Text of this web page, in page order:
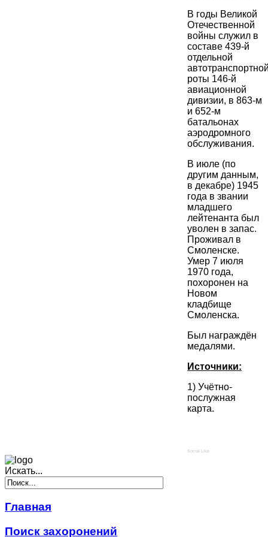
В годы Великой
Отечественной
войны служил в
составе 439-й
отдельной
роты 146-й
авиационной
дивизии, в 863-м
и 652-м
батальонах
аэродромного
обслуживания.
В июле (по
другим данным,
в декабре) 1945
года в звании
младшего
лейтенанта был
уволен в запас.
Проживал в
Смоленске.
Умер 7 июля
1970 года,
похоронен на
Новом
кладбище
Смоленска.
Был награждён
медалями.
Источники:
1) Учётно-
послужная
карта.
Social Like
Искать...
Главная
Поиск захоронений